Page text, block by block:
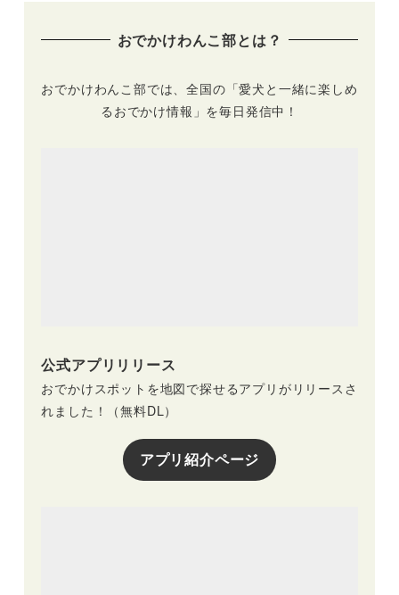
おでかけわんこ部とは？
おでかけわんこ部では、全国の「愛犬と一緒に楽しめ
るおでかけ情報」を毎日発信中！
公式アプリリリース
おでかけスポットを地図で探せるアプリがリリースさ
れました！（無料DL）
アプリ紹介ページ